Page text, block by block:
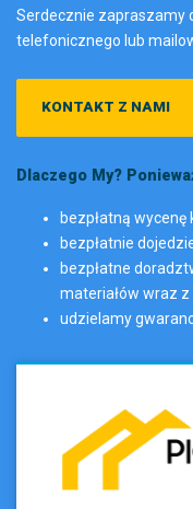
Serdecznie zapraszamy
telefonicznego lub
KONTAKT Z NAMI
Dlaczego My?
bezpłatną wycenę
bezpłatnie
bezpłatne
materiałów wraz
udzielamy